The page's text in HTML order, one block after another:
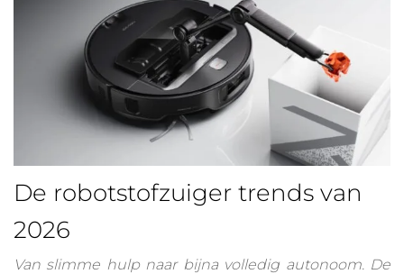
De robotstofzuiger trends van
2026
Van slimme hulp naar bijna volledig autonoom. De